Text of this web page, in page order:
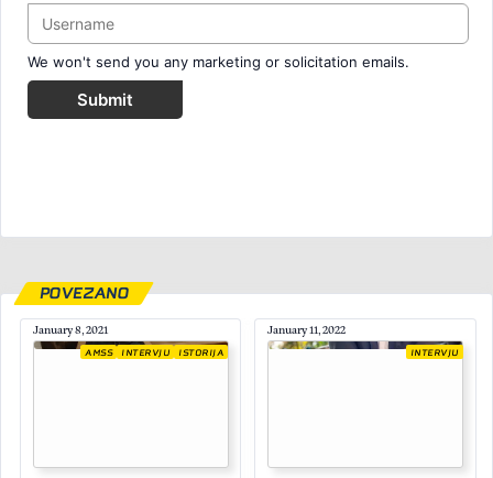
We won't send you any marketing or solicitation emails.
Submit
POVEZANO
January 8, 2021
AMSS INTERVJU ISTORIJA
January 11, 2022
INTERVJU